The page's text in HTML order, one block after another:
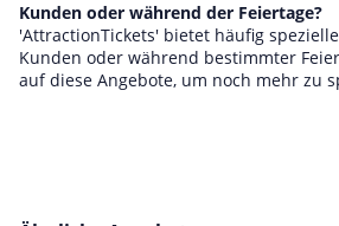
Kunden oder während der Feiertage?
'AttractionTickets' bietet häufig
Kunden oder während bestimmter
auf diese Angebote, um noch mehr zu